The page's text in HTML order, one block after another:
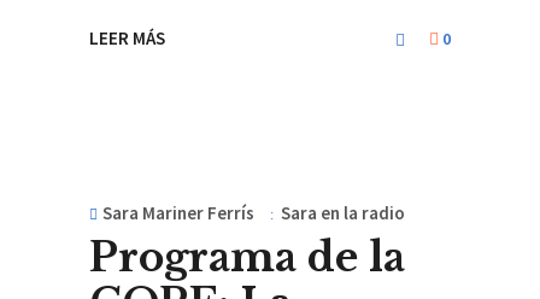
LEER MÁS 0
Sara Mariner Ferrís Sara en la radio
Programa de la